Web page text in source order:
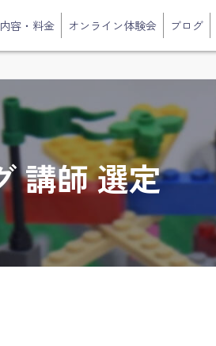
内容・料金 オンライン体験会 ブログ
講師 選定